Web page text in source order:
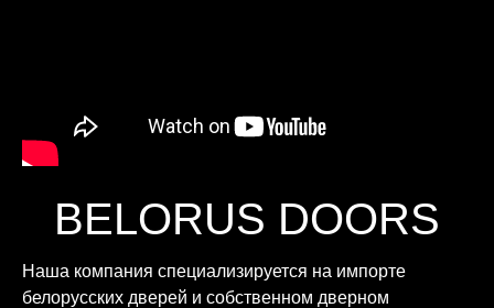
BELORUS DOORS
Наша компания специализируется на импорте
белорусских дверей и собственном дверном